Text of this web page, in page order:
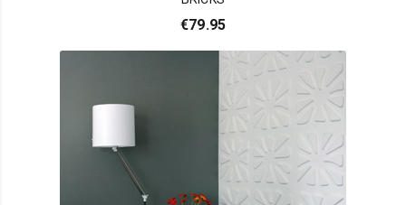
€79.95